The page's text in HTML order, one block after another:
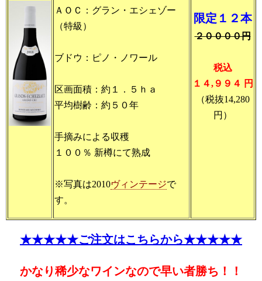
ＡＯＣ：グラン・エシェゾー
（特級）
ブドウ：ピノ・ノワール
区画面積：約１．５ｈａ
平均樹齢：約５０年
手摘みによる収穫
１００％ 新樽にて熟成
※写真は2010ヴィンテージで
す。
限定１２本
２００００円
税込
１４,９９４ 円
（税抜14,280
円）
★★★★★ご注文はこちらから★★★★★
かなり稀少なワインなので早い者勝ち！！